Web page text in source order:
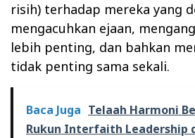
risih) terhadap mereka yang
mengacuhkan ejaan,
lebih penting, dan bahkan
tidak penting sama sekali.
Baca Juga Telaah Harmoni
Rukun Interfaith Leadership